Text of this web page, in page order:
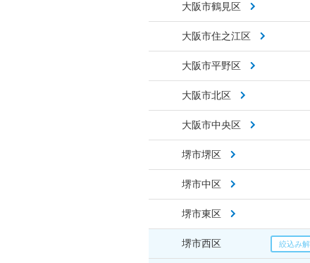
大阪市鶴見区
大阪市住之江区
大阪市平野区
大阪市北区
大阪市中央区
堺市堺区
堺市中区
堺市東区
堺市西区